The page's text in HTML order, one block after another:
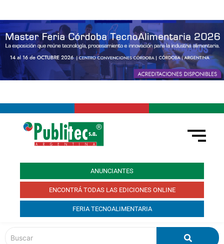
ANUNCIANTES
ENCONTRÁ TODAS LAS EDICIONES ONLINE
FERIA TECNOALIMENTARIA